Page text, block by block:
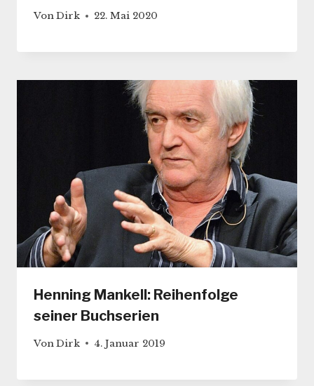
VonDirk 22. Mai 2020
Henning Mankell: Reihenfolge
seiner Buchserien
VonDirk 4. Januar 2019